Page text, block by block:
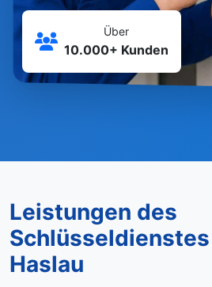
Über
10.000+ Kunden
Leistungen des
Haslau